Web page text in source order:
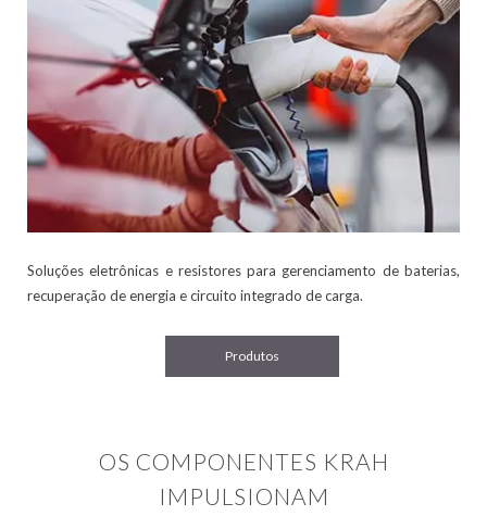
Soluções eletrônicas e resistores para gerenciamento de baterias,
recuperação de energia e circuito integrado de carga.
Produtos
OS COMPONENTES KRAH
IMPULSIONAM